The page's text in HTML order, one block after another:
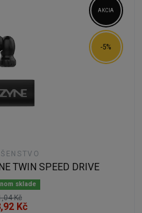
AKCIA
-5%
TWIN SPEED DRIVE
sklade
Kč
Kč